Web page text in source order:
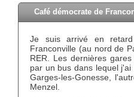
Café démocrate de
Je suis arrivé en
Franconville (au nord de
RER. Les dernières
par un bus dans lequel
Garges-les-Gonesse,
Menzel.